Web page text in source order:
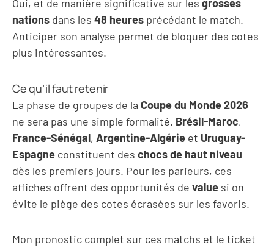
Oui, et de manière significative sur les grosses
nations dans les 48 heures précédant le match.
Anticiper son analyse permet de bloquer des cotes
plus intéressantes.
Ce qu’il faut retenir
La phase de groupes de la Coupe du Monde 2026
ne sera pas une simple formalité. Brésil-Maroc,
France-Sénégal, Argentine-Algérie et Uruguay-
Espagne constituent des chocs de haut niveau
dès les premiers jours. Pour les parieurs, ces
affiches offrent des opportunités de value si on
évite le piège des cotes écrasées sur les favoris.
Mon pronostic complet sur ces matchs et le ticket